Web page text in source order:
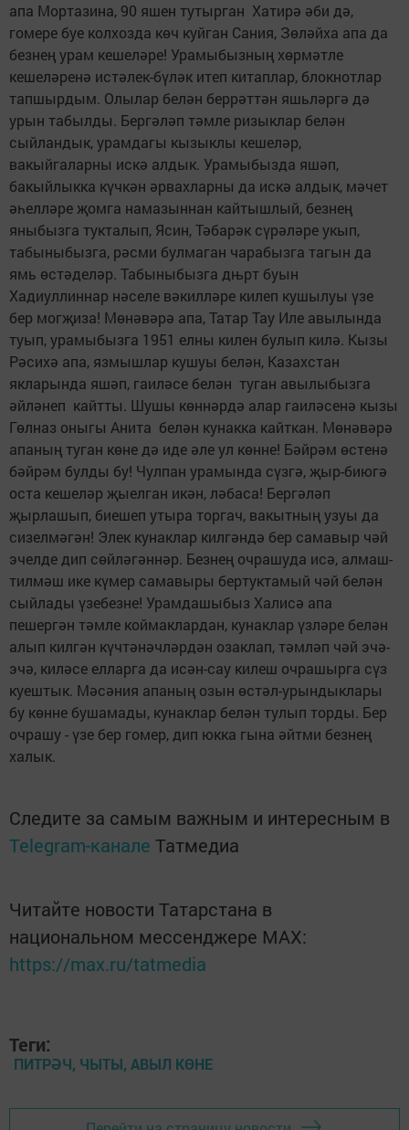
апа Мортазина, 90 яшен тутырган Хатирә әби дә,
гомере буе колхозда көч куйган Сания, Зөләйха апа да
безнең урам кешеләре! Урамыбызның хөрмәтле
кешеләренә истәлек-бүләк итеп китаплар, блокнотлар
тапшырдым. Олылар белән беррәттән яшьләргә дә
урын табылды. Бергәләп тәмле ризыклар белән
сыйландык, урамдагы кызыклы кешеләр,
вакыйгаларны искә алдык. Урамыбызда яшәп,
бакыйлыкка күчкән әрвахларны да искә алдык, мәчет
әһелләре җомга намазыннан кайтышлый, безнең
яныбызга тукталып, Ясин, Тәбарәк сүрәләре укып,
табыныбызга, рәсми булмаган чарабызга тагын да
ямь өстәделәр. Табыныбызга дњрт буын
Хадиуллиннар нәселе вәкилләре килеп кушылуы үзе
бер могҗиза! Мөнәвәрә апа, Татар Тау Иле авылында
туып, урамыбызга 1951 елны килен булып килә. Кызы
Рәсихә апа, язмышлар кушуы белән, Казахстан
якларында яшәп, гаиләсе белән туган авылыбызга
әйләнеп кайтты. Шушы көннәрдә алар гаиләсенә кызы
Гөлназ оныгы Анита белән кунакка кайткан. Мөнәвәрә
апаның туган көне дә иде әле ул көнне! Бәйрәм өстенә
бәйрәм булды бу! Чулпан урамында сүзгә, җыр-биюгә
оста кешеләр җыелган икән, ләбаса! Бергәләп
җырлашып, биешеп утыра торгач, вакытның узуы да
сизелмәгән! Элек кунаклар килгәндә бер самавыр чәй
эчелде дип сөйләгәннәр. Безнең очрашуда исә, алмаш-
тилмәш ике күмер самавыры бертуктамый чәй белән
сыйлады үзебезне! Урамдашыбыз Халисә апа
пешергән тәмле коймаклардан, кунаклар үзләре белән
алып килгән күчтәнәчләрдән озаклап, тәмләп чәй эчә-
эчә, киләсе елларга да исән-сау килеш очрашырга сүз
куештык. Мәсәния апаның озын өстәл-урындыклары
бу көнне бушамады, кунаклар белән тулып торды. Бер
очрашу - үзе бер гомер, дип юкка гына әйтми безнең
халык.
Следите за самым важным и интересным в
Telegram-канале Татмедиа
Читайте новости Татарстана в
национальном мессенджере MАХ:
https://max.ru/tatmedia
Теги:
ПИТРӘЧ, ЧЫТЫ, АВЫЛ КӨНЕ